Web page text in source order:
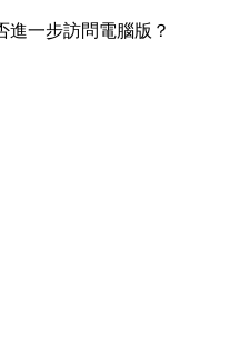
進一步訪問電腦版？